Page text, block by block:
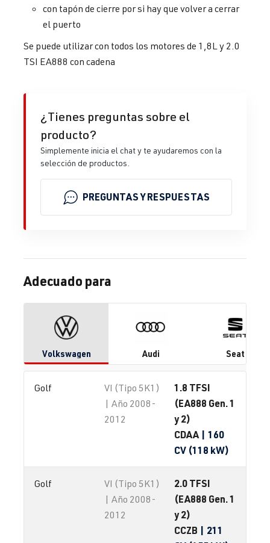
con tapón de cierre por si hay que volver a cerrar
el puerto
Se puede utilizar con todos los motores de 1,8L y 2.0
TSI EA888 con cadena
¿Tienes preguntas sobre el
producto?
Simplemente inicia el chat y te ayudaremos con la
selección de productos.
PREGUNTAS Y RESPUESTAS
Adecuado para
Volkswagen Audi Seat
Golf
VI (Tipo 5K1)
| Año 2008-
2012
1.8 TFSI
(EA888 Gen. 1
y 2)
CDAA | 160
CV (118 kW)
Golf
VI (Tipo 5K1)
| Año 2008-
2012
2.0 TFSI
(EA888 Gen. 1
y 2)
CCZB | 211